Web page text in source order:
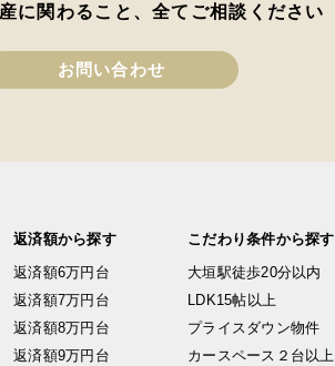
に関わること、全てご相談ください
お問い合わせ
返済額から探す
返済額6万円台
返済額7万円台
返済額8万円台
返済額9万円台
こだわり条件から探す
大垣駅徒歩20分以内
LDK15帖以上
プライスダウン物件
カースペース２台以上